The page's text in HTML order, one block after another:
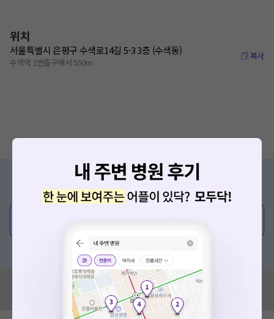
위치
서울특별시 은평구 수색로14길 5-3 3층 (수색동)
수색역 1번출구에서 550m
복사
증상/치료, 궁금한 점이 있나요?
의사가 직접 답해드려요!
혹은, 의료상담 서비스에 다양한 게시글 보러가기
혹시 잘못된 병원정보가 있나요?
모두닥 팀에 알려주세요!